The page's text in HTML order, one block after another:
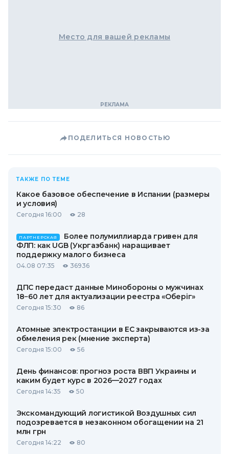
Место для вашей рекламы
ПОДЕЛИТЬСЯ НОВОСТЬЮ
ТАКЖЕ ПО ТЕМЕ
Какое базовое обеспечение в Испании (размеры
и условия)
Сегодня 16:00 28
ПАРТНЕРСКАЯ
Более полумиллиарда гривен для
ФЛП: как UGB (Укргазбанк) наращивает
поддержку малого бизнеса
04.08 07:35 36936
ДПС передаст данные Минобороны о мужчинах
18−60 лет для актуализации реестра «Оберіг»
Сегодня 15:30 86
Атомные электростанции в ЕС закрываются из-за
обмеления рек (мнение эксперта)
Сегодня 15:00 56
День финансов: прогноз роста ВВП Украины и
каким будет курс в 2026—2027 годах
Сегодня 14:35 50
Экскомандующий логистикой Воздушных сил
подозревается в незаконном обогащении на 21
млн грн
Сегодня 14:22 80